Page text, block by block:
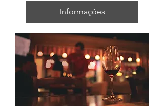
Informações